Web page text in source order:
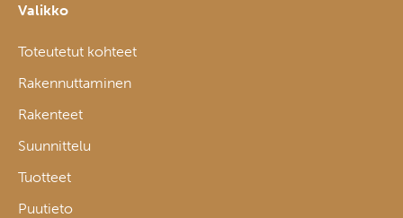
Valikko
Toteutetut kohteet
Rakennuttaminen
Rakenteet
Suunnittelu
Tuotteet
Puutieto